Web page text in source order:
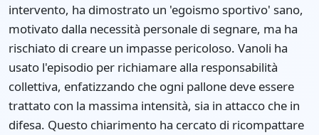
intervento, ha dimostrato un 'egoismo sportivo' sano,
motivato dalla necessità personale di segnare, ma ha
rischiato di creare un impasse pericoloso. Vanoli ha
usato l'episodio per richiamare alla responsabilità
collettiva, enfatizzando che ogni pallone deve essere
trattato con la massima intensità, sia in attacco che in
difesa. Questo chiarimento ha cercato di ricompattare